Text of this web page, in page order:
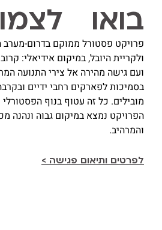
בואו
פרויקט פסטורל ממוקם בדרום-מערב
ולקריית היובל, במיקום אידיאלי:
ועם גישה מהירה אל צירי התנועה
בסמיכות לפארקים רחבי ידיים
מובילים. כל זה עטוף בנוף
הפרויקט נמצא במיקום גבוה ונהנה
והמרהיב.
לפרטים ותיאום פגישה >